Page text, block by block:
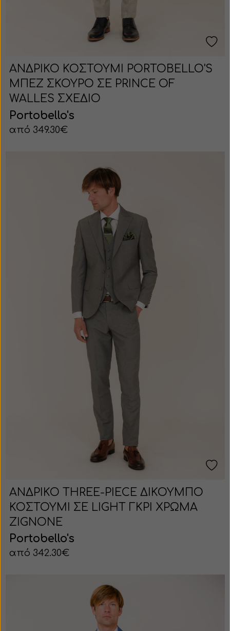
ΑΝΔΡΙΚΟ ΚΟΣΤΟΥΜΙ PORTOBELLO'S
ΜΠΕΖ ΣΚΟΥΡΟ ΣΕ PRINCE OF
WALLES ΣΧΕΔΙΟ
Portobello's
από 349.30€
ΑΝΔΡΙΚΟ THREE-PIECE ΔΙΚΟΥΜΠΟ
ΚΟΣΤΟΥΜΙ ΣΕ LIGHT ΓΚΡΙ ΧΡΩΜΑ
ZIGNONE
Portobello's
από 342.30€